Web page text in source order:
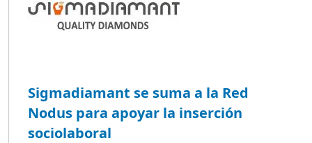
Sigmadiamant se suma a la Red
Nodus para apoyar la inserción
sociolaboral